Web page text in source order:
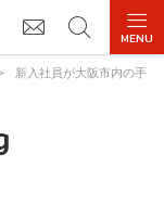
新入社員が大阪市内の手